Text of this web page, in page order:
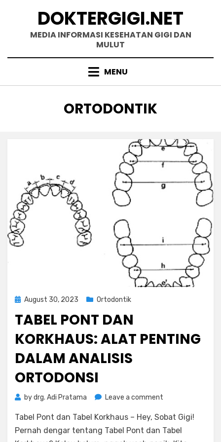
DOKTERGIGI.NET
MEDIA INFORMASI KESEHATAN GIGI DAN
MULUT
MENU
CATEGORY
:
ORTODONTIK
Posted
August 30, 2023 Ortodontik
TABEL PONT DAN
KORKHAUS: ALAT PENTING
DALAM ANALISIS
ORTODONSI
bydrg. Adi Pratama Leave a comment
Pont
dan
Korkhaus:
Tabel Pont dan Tabel Korkhaus – Hey, Sobat Gigi!
Pernah dengar tentang Tabel Pont dan Tabel